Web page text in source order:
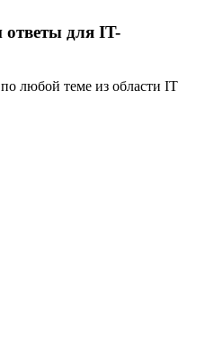
для IT-
любой теме из области IT